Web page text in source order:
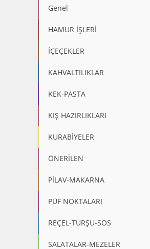
Genel
HAMUR İŞLERİ
İÇEÇEKLER
KAHVALTILIKLAR
KEK-PASTA
KIŞ HAZIRLIKLARI
KURABİYELER
ÖNERİLEN
PİLAV-MAKARNA
PÜF NOKTALARI
REÇEL-TURŞU-SOS
SALATALAR-MEZELER